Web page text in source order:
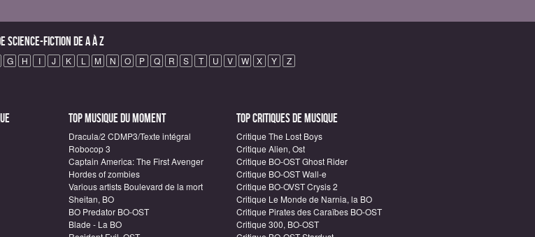
science-fiction de A à Z
G H I J K L M N O P Q R S T U V W X Y Z
Top Musique du moment
Dracula/2 CDMP3/Texte intégral
Robocop 3
Captain America: The First Avenger
Hordes of zombies
Various artists Boulevard de la mort
Sheitan, BO
BO Predator BO-OST
Blade - La BO
Top critiques de Musique
Critique The Lost Boys
Critique Alien, Ost
Critique BO-OST Ghost Rider
Critique BO-OST Wall-e
Critique BO-OVST Crysis 2
Critique Le Monde de Narnia, la BO
Critique Pirates des Caraïbes BO-OST
Critique 300, BO-OST